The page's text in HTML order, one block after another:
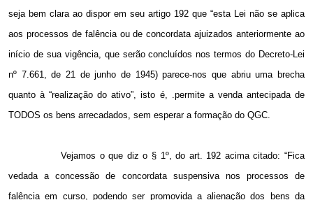
seja bem clara ao dispor em seu artigo 192 que “esta Lei não se aplica
aos processos de falência ou de concordata ajuizados anteriormente ao
início de sua vigência, que serão concluídos nos termos do Decreto-Lei
nº 7.661, de 21 de junho de 1945) parece-nos que abriu uma brecha
quanto à “realização do ativo”, isto é, .permite a venda antecipada de
TODOS os bens arrecadados, sem esperar a formação do QGC.
Vejamos o que diz o § 1º, do art. 192 acima citado: “Fica
vedada a concessão de concordata suspensiva nos processos de
falência em curso, podendo ser promovida a alienação dos bens da